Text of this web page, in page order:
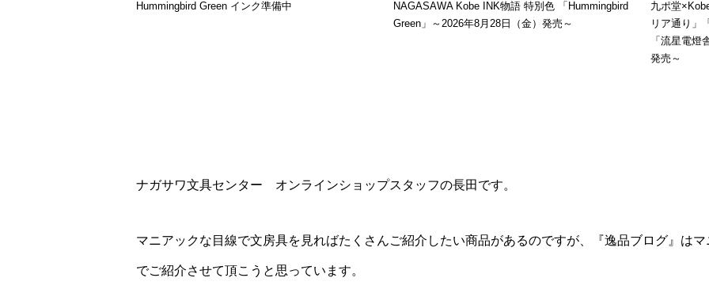
Hummingbird Green インク準備中
NAGASAWA Kobe INK物語 特別色 「Hummingbird
Green」～2026年8月28日（金）発売～
九ポ堂
リア通り」
「流星電
発売～
ナガサワ文具センター オンラインショップスタッフの長田です。
マニアックな目線で文房具を見ればたくさんご紹介したい商品があるのですが、『逸品ブログ』は
でご紹介させて頂こうと思っています。